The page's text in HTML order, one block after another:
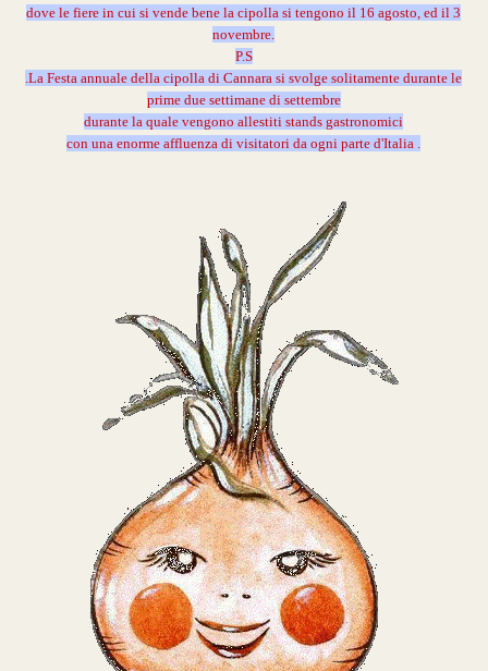
dove le fiere in cui si vende bene la cipolla si tengono il 16 agosto, ed il 3
novembre.
P.S
.La Festa annuale della cipolla di Cannara si svolge solitamente durante le
prime due settimane di settembre
durante la quale vengono allestiti stands gastronomici
con una enorme affluenza di visitatori da ogni parte d'Italia .